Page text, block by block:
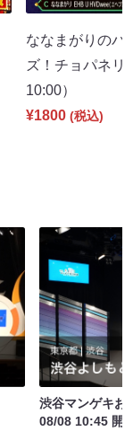
ななまがりのパ
ズ！チョパネ
10:00）
¥1800 (税込)
渋谷マンゲキ
08/08 10:45 開